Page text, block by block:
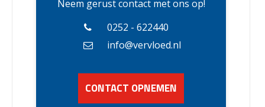
Neem gerust contact met ons op!
0252 - 622440
info@vervloed.nl
CONTACT OPNEMEN